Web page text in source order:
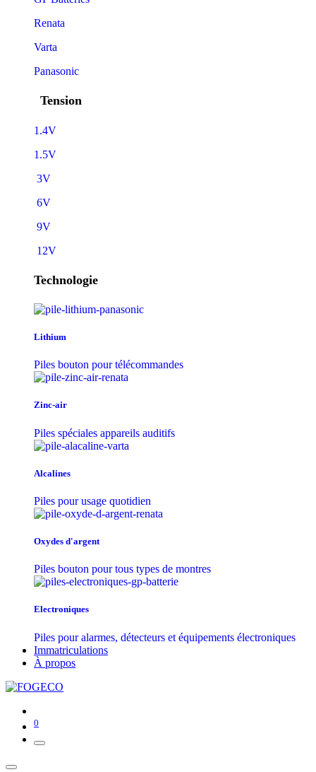
Renata
Varta
Panasonic
Tension
1.4V
1.5V
3V
6V
9V
12V
Technologie
Lithium
Piles bouton pour télécommandes
Zinc-air
Piles spéciales appareils auditifs
Alcalines
Piles pour usage quotidien
Oxydes d'argent
Piles bouton pour tous types de montres
Electroniques
Piles pour alarmes, détecteurs et équipements électroniques
Immatriculations
À propos
0